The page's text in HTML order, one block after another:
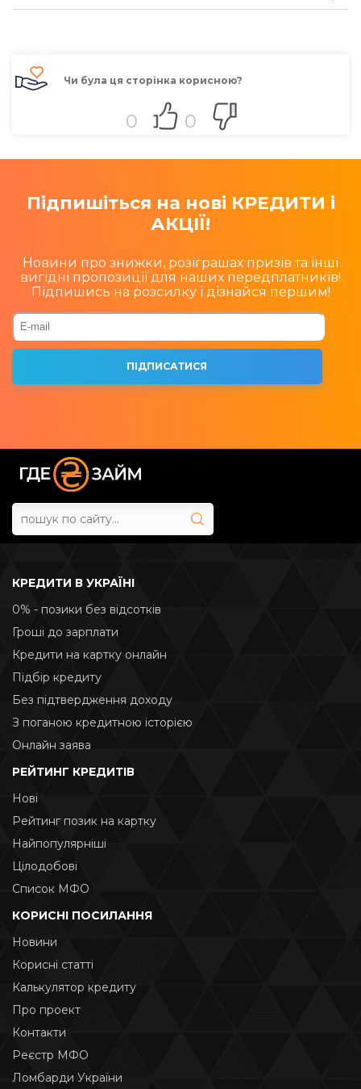
Чи була ця сторінка корисною?
0 0
Підпишіться на нові КРЕДИТИ і
АКЦІЇ!
Новини про знижки, розіграшах призів та інші
вигідні пропозиції для наших передплатників!
Підпишись на розсилку і дізнайся першим!
КРЕДИТИ В УКРАЇНІ
0% - позики без відсотків
Гроші до зарплати
Кредити на картку онлайн
Підбір кредиту
Без підтвердження доходу
З поганою кредитною історією
Онлайн заява
РЕЙТИНГ КРЕДИТІВ
Нові
Рейтинг позик на картку
Найпопулярніші
Цілодобові
Список МФО
КОРИСНІ ПОСИЛАННЯ
Новини
Корисні статті
Калькулятор кредиту
Про проект
Контакти
Реєстр МФО
Ломбарди України